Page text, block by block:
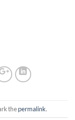
thepermalink.